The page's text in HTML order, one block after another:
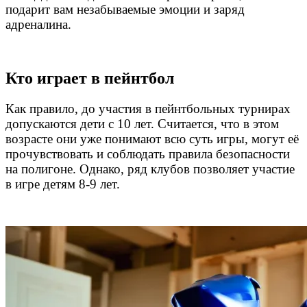
подарит вам незабываемые эмоции и заряд
адреналина.
Кто играет в пейнтбол
Как правило, до участия в пейнтбольных турнирах
допускаются дети с 10 лет. Считается, что в этом
возрасте они уже понимают всю суть игры, могут её
прочувствовать и соблюдать правила безопасности
на полигоне. Однако, ряд клубов позволяет участие
в игре детям 8-9 лет.